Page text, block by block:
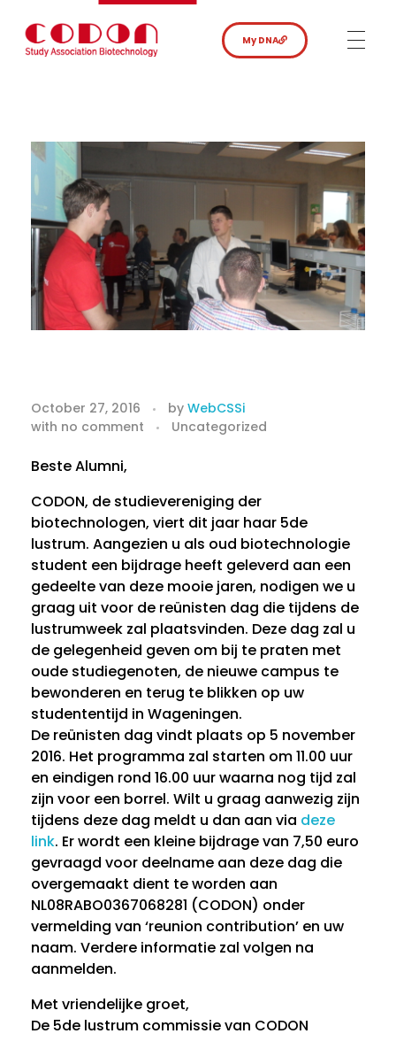
My DNA
5
N
o
v
e
m
b
e
r
:
R
e
u
n
i
s
t
e
October 27, 2016 by WebCSSi
with no comment Uncategorized
Beste Alumni,
CODON, de studievereniging der
biotechnologen, viert dit jaar haar 5de
lustrum. Aangezien u als oud biotechnologie
student een bijdrage heeft geleverd aan een
gedeelte van deze mooie jaren, nodigen we u
graag uit voor de reünisten dag die tijdens de
lustrumweek zal plaatsvinden. Deze dag zal u
de gelegenheid geven om bij te praten met
oude studiegenoten, de nieuwe campus te
bewonderen en terug te blikken op uw
studententijd in Wageningen.
De reünisten dag vindt plaats op 5 november
2016. Het programma zal starten om 11.00 uur
en eindigen rond 16.00 uur waarna nog tijd zal
zijn voor een borrel. Wilt u graag aanwezig zijn
tijdens deze dag meldt u dan aan via deze
link. Er wordt een kleine bijdrage van 7,50 euro
gevraagd voor deelname aan deze dag die
overgemaakt dient te worden aan
NL08RABO0367068281 (CODON) onder
vermelding van ‘reunion contribution’ en uw
naam. Verdere informatie zal volgen na
aanmelden.
Met vriendelijke groet,
De 5de lustrum commissie van CODON